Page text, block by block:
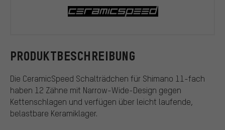
PRODUKTBESCHREIBUNG
Die CeramicSpeed Schalträdchen für Shimano 11-fach
haben 12 Zähne mit Narrow-Wide-Design gegen
Kettenschlagen und verfügen über leicht laufende,
belastbare Keramiklager.